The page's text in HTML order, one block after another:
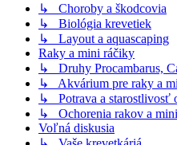
↳ Choroby a škodcovia
↳ Biológia krevetiek
↳ Layout a aquascaping
Raky a mini ráčiky
↳ Druhy Procambarus,
↳ Akvárium pre raky a
↳ Potrava a starostlivosť
↳ Ochorenia rakov a
Voľná diskusia